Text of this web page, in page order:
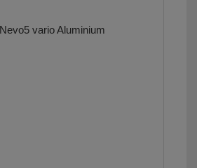
vario Aluminium